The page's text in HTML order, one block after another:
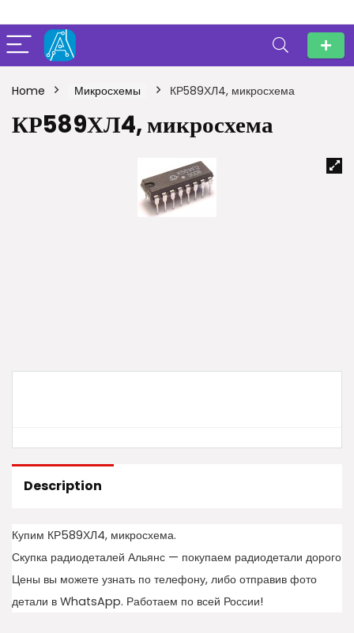
Home Микросхемы КР589ХЛ4, микросхема
КР589ХЛ4, микросхема
Description
Купим КР589ХЛ4, микросхема.
Скупка радиодеталей Альянс — покупаем радиодетали дорого
Цены вы можете узнать по телефону, либо отправив фото
детали в WhatsApp. Работаем по всей России!